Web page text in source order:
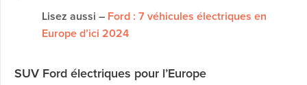
Lisez aussi – Ford : 7 véhicules électriques en
Europe d’ici 2024
SUV Ford électriques pour l’Europe